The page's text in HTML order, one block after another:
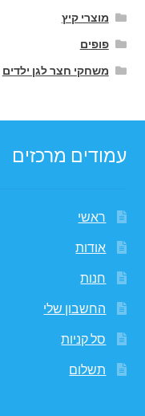
מוצרי קיץ
פופים
משחקי חצר לגן ילדים
עמודים מרכזים
ראשי
אודות
חנות
החשבון שלי
סל קניות
תשלום